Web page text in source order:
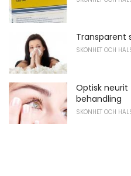
Transparent
SKÖNHET OCH
Optisk
behandling
SKÖNHET OCH